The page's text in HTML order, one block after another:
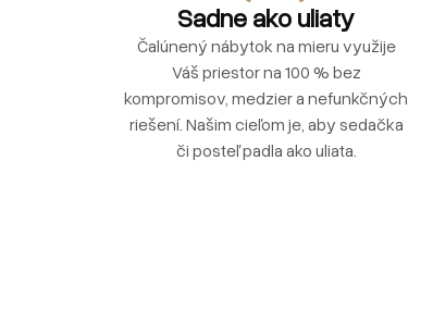
Sadne ako uliaty
Čalúnený nábytok na mieru využije
Váš priestor na 100 % bez
kompromisov, medzier a nefunkčných
riešení. Našim cieľom je, aby sedačka
či posteľ padla ako uliata.